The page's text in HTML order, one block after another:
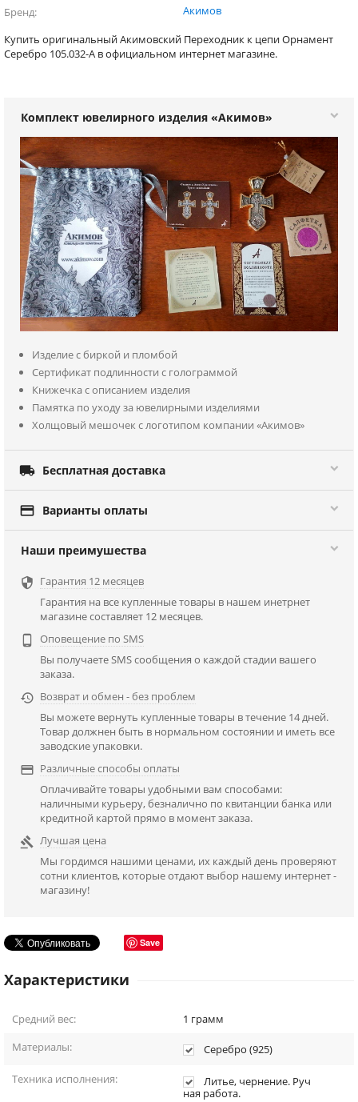
Бренд Акимов
Купить оригинальный Акимовский Переходник к цепи Орнамент
Серебро 105.032-A в официальном интернет магазине.
Комплект ювелирного изделия «Акимов»
Изделие с биркой и пломбой
Сертификат подлинности с голограммой
Книжечка с описанием изделия
Памятка по уходу за ювелирными изделиями
Холщовый мешочек с логотипом компании «Акимов»
 Бесплатная доставка
 Варианты оплаты
Наши преимушества
 Гарантия 12 месяцев
Гарантия на все купленные товары в нашем инетрнет
магазине составляет 12 месяцев.

Оповещение по SMS
Вы получаете SMS сообщения о каждой стадии вашего
заказа.
 Возврат и обмен - без проблем
Вы можете вернуть купленные товары в течение 14 дней.
Товар должнен быть в нормальном состоянии и иметь все
заводские упаковки.
 Различные способы оплаты
Оплачивайте товары удобными вам способами:
наличными курьеру, безналично по квитанции банка или
кредитной картой прямо в момент заказа.
 Лучшая цена
Мы гордимся нашими ценами, их каждый день проверяют
сотни клиентов, которые отдают выбор нашему интернет -
магазину!
Save
Характеристики
Средний вес: 1 грамм
Материалы:
Серебро (925)
Техника исполнения:
Литье, чернение. Руч
ная работа.